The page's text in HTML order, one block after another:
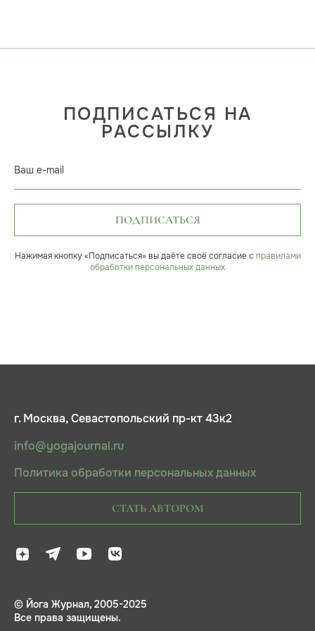
ПОДПИСАТЬСЯ НА
РАССЫЛКУ
Ваш e-mail
ПОДПИСАТЬСЯ
Нажимая кнопку «Подписаться» вы даёте своё согласие с правилами
обработки персональных данных
г. Москва, Севастопольский пр-кт 43к2
info@yogajournal.ru
Политика обработки персональных данных
СТАТЬ АВТОРОМ
© Йога Журнал, 2005-2025
Все права защищены.